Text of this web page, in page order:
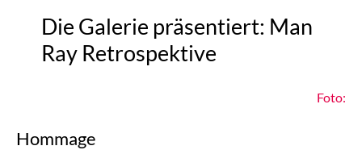
Die Galerie präsentiert: Man
Ray Retrospektive
Foto:
Hommage